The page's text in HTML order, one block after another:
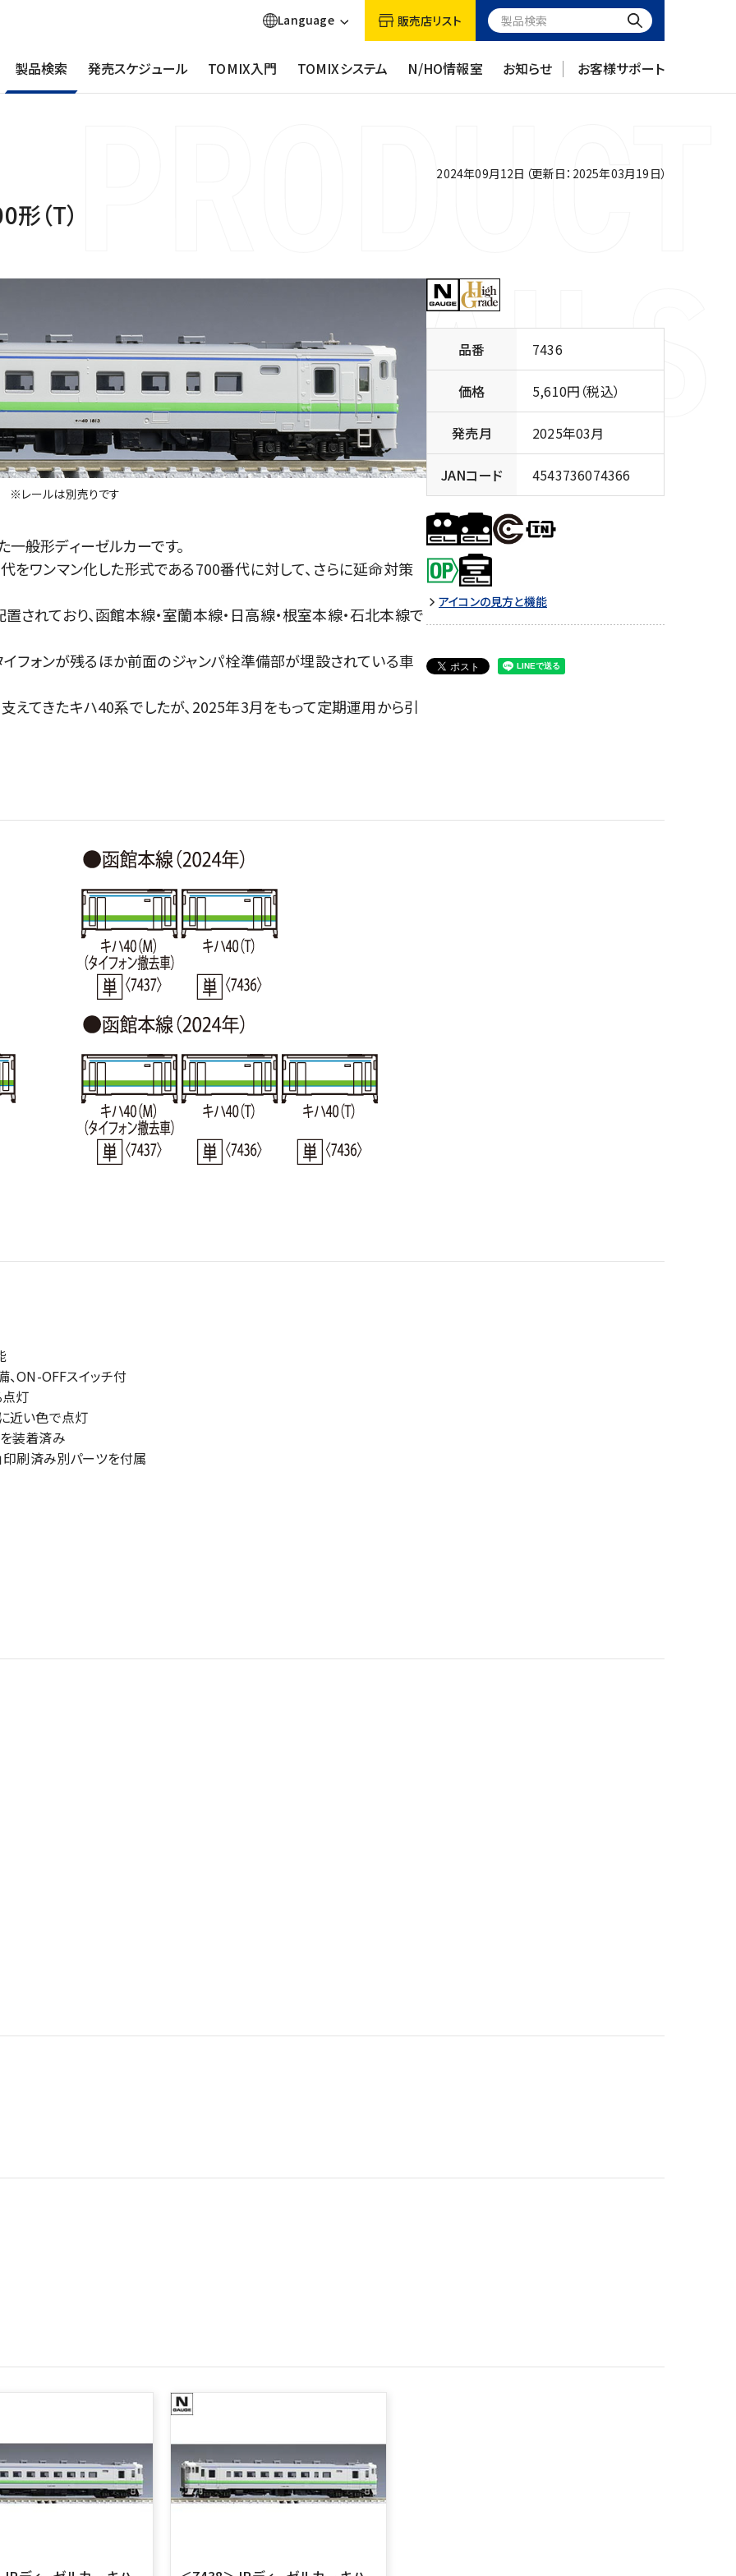
製品検索 発売スケジュール TOMIX入門 TOMIXシステム N/HO情報室 お知らせ お客様サポート
Language 販売店リスト
（T）
2024年09月12日（更新日：2025年03月19日）
※レールは別売りです
般形ディーゼルカーです。
ワンマン化した形式である700番代に対して、さらに延命対策
されており、函館本線・室蘭本線・日高線・根室本線・石北本線で
フォンが残るほか前面のジャンパ栓準備部が埋設されている車
てきたキハ40系でしたが、2025年3月をもって定期運用から引
品番 7436
価格 5,610円（税込）
発売月 2025年03月
JANコード 4543736074366
アイコンの見方と機能
ON-OFFスイッチ付
点灯
近い色で点灯
装着済み
印刷済み別パーツを付属